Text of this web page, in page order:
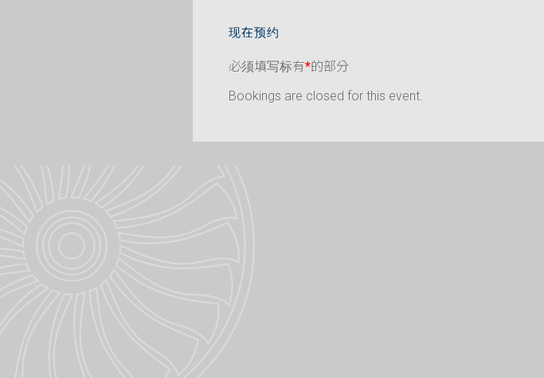
现在预约
必须填写标有*的部分
Bookings are closed for this event.